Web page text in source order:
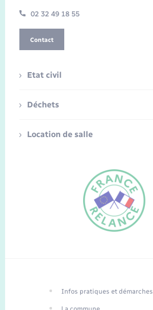
Traduction du
02 32 49 18 55
Contact
Etat civil
Déchets
Location de salle
Infos pratiques et démarches